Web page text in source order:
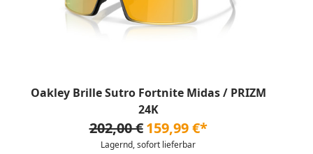
Oakley Brille Sutro Fortnite Midas / PRIZM
24K
202,00 € 159,99 €*
Lagernd, sofort lieferbar